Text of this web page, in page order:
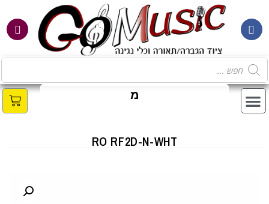
מב
RO RF2D-N-WHT